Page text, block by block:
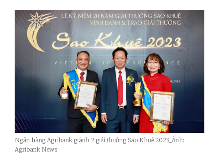
Ngân hàng Agribank giành 2 giải thưởng Sao Khuê 2023_Ảnh:
Agribank News